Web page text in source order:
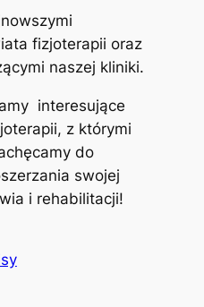
fizjoterapii oraz
naszej kliniki.
interesujące
z którymi
do
swojej
i rehabilitacji!